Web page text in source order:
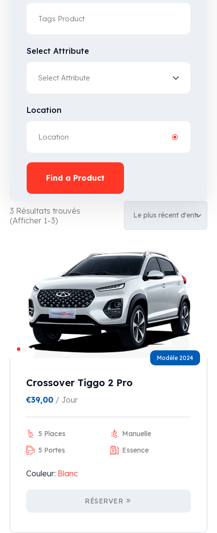
Select Attribute
Location
Find a Product
3 Résultats trouvés
(Afficher 1-3)
Modèle 2024
Crossover Tiggo 2 Pro
€39,00 / Jour
5 Places
Manuelle
5 Portes
Essence
Couleur: Blanc
RÉSERVER